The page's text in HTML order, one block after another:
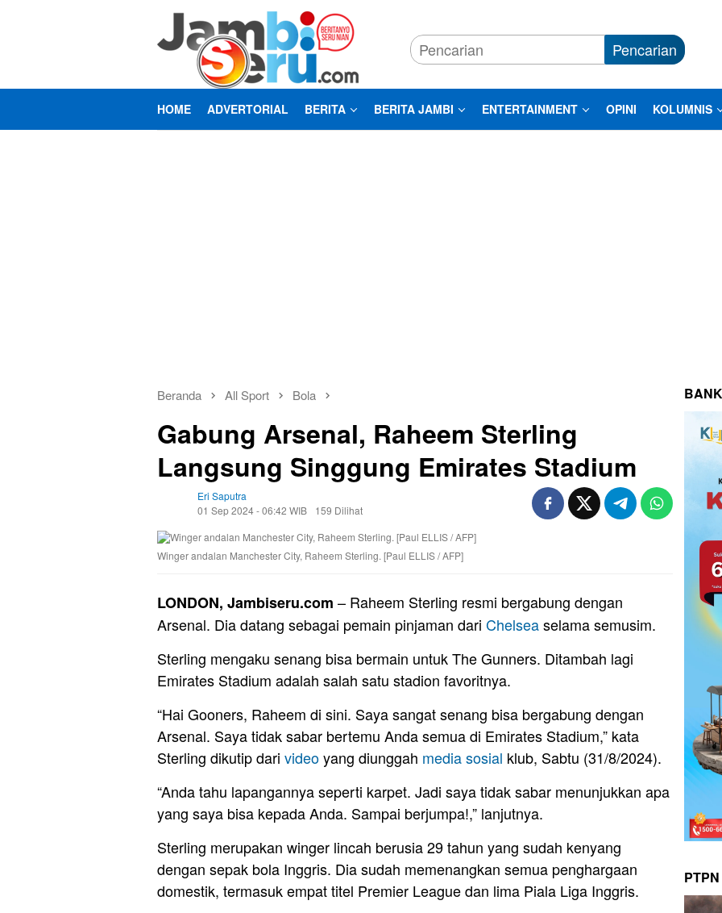
Pencarian
HOME ADVERTORIAL BERITA BERITA JAMBI ENTERTAINMENT OPINI KOLUMNIS
Beranda All Sport Bola
Gabung Arsenal, Raheem Sterling
Langsung Singgung Emirates Stadium
Eri Saputra
01 Sep 2024 - 06:42 WIB
159 Dilihat
Winger andalan Manchester City, Raheem Sterling. [Paul ELLIS / AFP]
LONDON, Jambiseru.com – Raheem Sterling resmi bergabung dengan
Arsenal. Dia datang sebagai pemain pinjaman dari Chelseaselama semusim.
Sterling mengaku senang bisa bermain untuk The Gunners. Ditambah lagi
Emirates Stadium adalah salah satu stadion favoritnya.
“Hai Gooners, Raheem di sini. Saya sangat senang bisa bergabung dengan
Arsenal. Saya tidak sabar bertemu Anda semua di Emirates Stadium,” kata
Sterling dikutip dari videoyang diunggah media sosial klub, Sabtu (31/8/2024).
“Anda tahu lapangannya seperti karpet. Jadi saya tidak sabar menunjukkan apa
yang saya bisa kepada Anda. Sampai berjumpa!,” lanjutnya.
Sterling merupakan winger lincah berusia 29 tahun yang sudah kenyang
dengan sepak bola Inggris. Dia sudah memenangkan semua penghargaan
domestik, termasuk empat titel Premier League dan lima Piala Liga Inggris.